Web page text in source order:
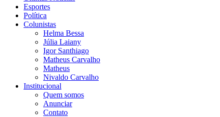
Esportes
Política
Colunistas
Helma Bessa
Júlia Laiany
Igor Santhiago
Matheus Carvalho
Matheus
Nivaldo Carvalho
Institucional
Quem somos
Anunciar
Contato